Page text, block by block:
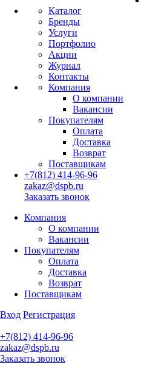
Каталог
Бренды
Услуги
Портфолио
Акции
Журнал
Контакты
Компания
О компании
Вакансии
Покупателям
Оплата
Доставка
Возврат
Поставщикам
+7(812) 414-96-96
zakaz@dspb.ru
Заказать звонок
Компания
О компании
Вакансии
Покупателям
Оплата
Доставка
Возврат
Поставщикам
Вход Регистрация
+7(812) 414-96-96
zakaz@dspb.ru
Заказать звонок